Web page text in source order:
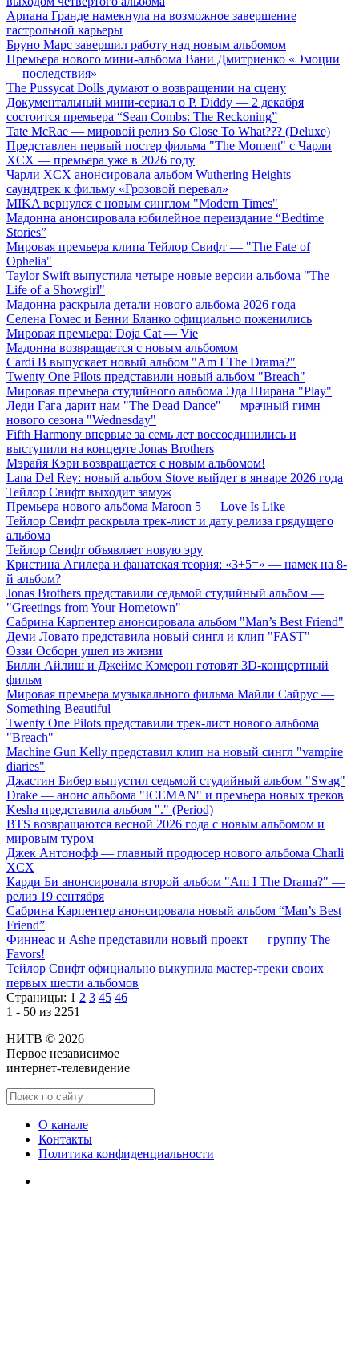
Ариана Гранде намекнула на возможное завершение
гастрольной карьеры
Бруно Марс завершил работу над новым альбомом
Премьера нового мини-альбома Вани Дмитриенко «Эмоции
— последствия»
The Pussycat Dolls думают о возвращении на сцену
Документальный мини-сериал о P. Diddy — 2 декабря
состоится премьера “Sean Combs: The Reckoning”
Tate McRae — мировой релиз So Close To What??? (Deluxe)
Представлен первый постер фильма "The Moment" с Чарли
XCX — премьера уже в 2026 году
Чарли XCX анонсировала альбом Wuthering Heights —
саундтрек к фильму «Грозовой перевал»
MIKA вернулся с новым синглом "Modern Times"
Мадонна анонсировала юбилейное переиздание “Bedtime
Stories”
Мировая премьера клипа Тейлор Свифт — "The Fate of
Ophelia"
Taylor Swift выпустила четыре новые версии альбома "The
Life of a Showgirl"
Мадонна раскрыла детали нового альбома 2026 года
Селена Гомес и Бенни Бланко официально поженились
Мировая премьера: Doja Cat — Vie
Мадонна возвращается с новым альбомом
Cardi B выпускает новый альбом "Am I The Drama?"
Twenty One Pilots представили новый альбом "Breach"
Мировая премьера студийного альбома Эда Ширана "Play"
Леди Гага дарит нам "The Dead Dance" — мрачный гимн
нового сезона "Wednesday"
Fifth Harmony впервые за семь лет воссоединились и
выступили на концерте Jonas Brothers
Мэрайя Кэри возвращается с новым альбомом!
Lana Del Rey: новый альбом Stove выйдет в январе 2026 года
Тейлор Свифт выходит замуж
Премьера нового альбома Maroon 5 — Love Is Like
Тейлор Свифт раскрыла трек-лист и дату релиза грядущего
альбома
Тейлор Свифт объявляет новую эру
Кристина Агилера и фанатская теория: «3+5=» — намек на 8-
й альбом?
Jonas Brothers представили седьмой студийный альбом —
"Greetings from Your Hometown"
Сабрина Карпентер анонсировала альбом "Man’s Best Friend"
Деми Ловато представила новый сингл и клип "FAST"
Оззи Осборн ушел из жизни
Билли Айлиш и Джеймс Кэмерон готовят 3D-концертный
фильм
Мировая премьера музыкального фильма Майли Сайрус —
Something Beautiful
Twenty One Pilots представили трек-лист нового альбома
"Breach"
Machine Gun Kelly представил клип на новый сингл "vampire
diaries"
Джастин Бибер выпустил седьмой студийный альбом "Swag"
Drake — анонс альбома "ICEMAN" и премьера новых треков
Kesha представила альбом "." (Period)
BTS возвращаются весной 2026 года с новым альбомом и
мировым туром
Джек Антонофф — главный продюсер нового альбома Charli
XCX
Карди Би анонсировала второй альбом "Am I The Drama?" —
релиз 19 сентября
Сабрина Карпентер анонсировала новый альбом “Man’s Best
Friend”
Финнеас и Ashe представили новый проект — группу The
Favors!
Тейлор Свифт официально выкупила мастер-треки своих
первых шести альбомов
Страницы: 1 2 3 45 46
1 - 50 из 2251
НИТВ © 2026
Первое независимое
интернет-телевидение
О канале
Контакты
Политика конфиденциальности